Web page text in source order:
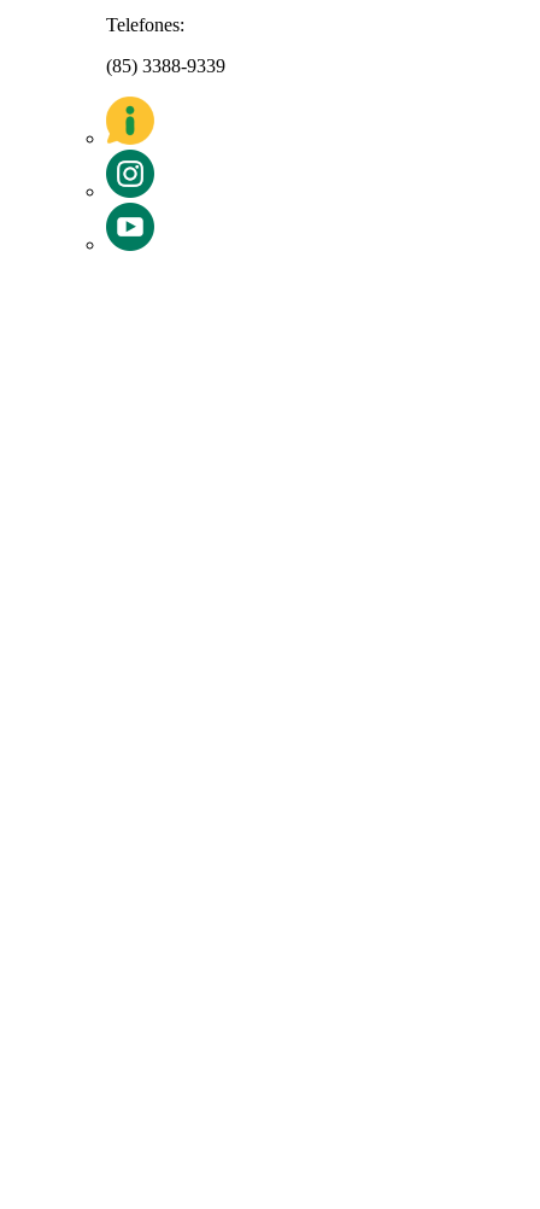
Telefones:
(85) 3388-9339